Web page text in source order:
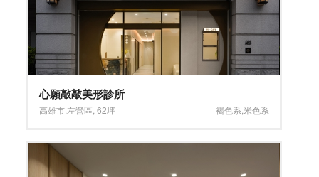
心願敲敲美形診所
高雄市 左營區 ,62坪 褐色系 米色系